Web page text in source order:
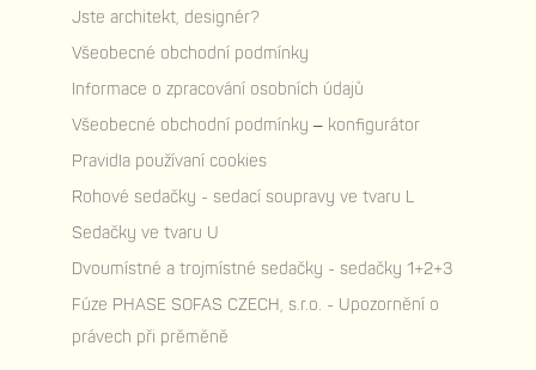
Jste architekt, designér?
Všeobecné obchodní podmínky
Informace o zpracování osobních údajů
Všeobecné obchodní podmínky – konfigurátor
Pravidla používaní cookies
Rohové sedačky - sedací soupravy ve tvaru L
Sedačky ve tvaru U
Dvoumístné a trojmístné sedačky - sedačky 1+2+3
Fúze PHASE SOFAS CZECH, s.r.o. - Upozornění o
právech při prěměně